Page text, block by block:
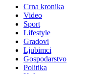
Crna kronika
Video
Sport
Lifestyle
Gradovi
Ljubimci
Gospodarstvo
Politika